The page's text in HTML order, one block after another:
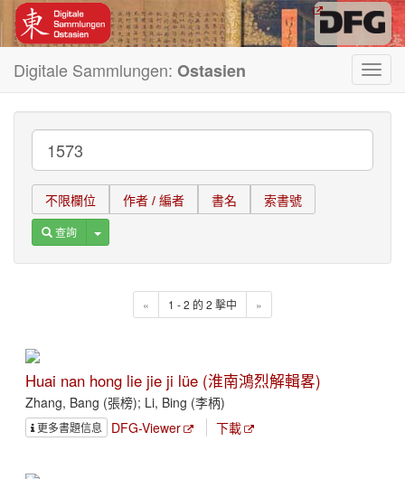
Digitale Sammlungen: Ostasien
不限欄位 作者 / 編者 書名 索書號
查詢 Toggle Dropdown
« 1 - 2 的 2 擊中 »
Huai nan hong lie jie ji lüe (淮南鴻烈解輯畧)
Zhang, Bang (張榜); Li, Bing (李柄)
更多書題信息 DFG-Viewer 下載